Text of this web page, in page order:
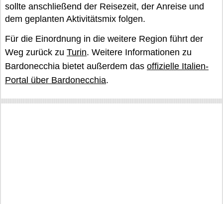
sollte anschließend der Reisezeit, der Anreise und
dem geplanten Aktivitätsmix folgen.
Für die Einordnung in die weitere Region führt der
Weg zurück zu Turin. Weitere Informationen zu
Bardonecchia bietet außerdem das offizielle Italien-
Portal über Bardonecchia.